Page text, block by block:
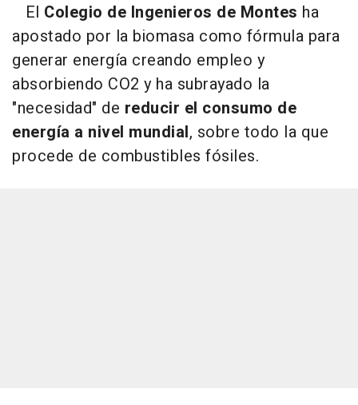
El Colegio de Ingenieros de Montes ha
apostado por la biomasa como fórmula para
generar energía creando empleo y
absorbiendo CO2 y ha subrayado la
"necesidad" de reducir el consumo de
energía a nivel mundial, sobre todo la que
procede de combustibles fósiles.